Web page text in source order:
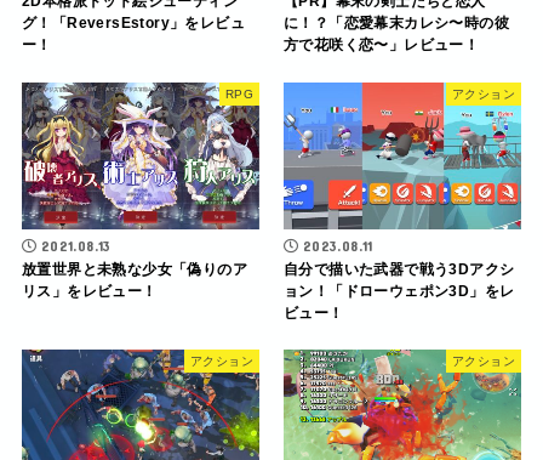
グ！「ReversEstory」をレビュ
ー！
に！？「恋愛幕末カレシ〜時の彼
方で花咲く恋〜」レビュー！
RPG
2021.08.13
放置世界と未熟な少女「偽りのア
リス」をレビュー！
アクション
2023.08.11
自分で描いた武器で戦う3Dアクシ
ョン！「ドローウェポン3D」をレ
ビュー！
アクション アクション